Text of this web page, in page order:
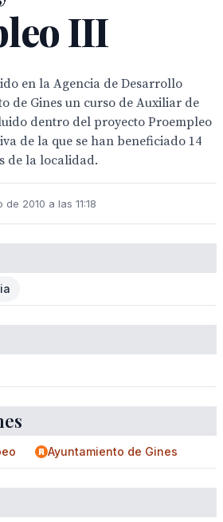
III
en la Agencia de Desarrollo
de Gines un curso de Auxiliar de
dentro del proyecto Proempleo
de la que se han beneficiado 14
de la localidad.
2010 a las 11:18
Ayuntamiento de Gines